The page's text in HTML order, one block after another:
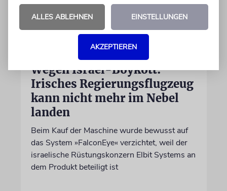
Wegen Israel-Boykott:
Irisches Regierungsflugzeug
kann nicht mehr im Nebel
landen
Beim Kauf der Maschine wurde bewusst auf
das System »FalconEye« verzichtet, weil der
israelische Rüstungskonzern Elbit Systems an
dem Produkt beteiligt ist
ALLES ABLEHNEN EINSTELLUNGEN
AKZEPTIEREN